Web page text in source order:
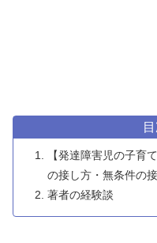
【発達障害児の子育
の接し方・無条件の
著者の経験談